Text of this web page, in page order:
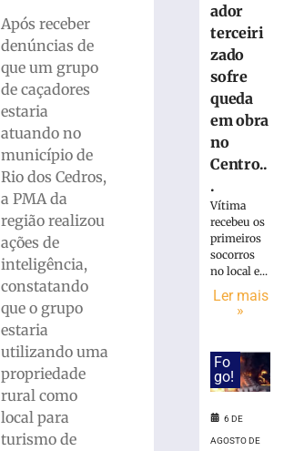
Após receber
denúncias de
que um grupo
de caçadores
estaria
atuando no
município de
Rio dos Cedros,
a PMA da
região realizou
ações de
inteligência,
constatando
que o grupo
estaria
utilizando uma
propriedade
rural como
local para
turismo de
Funcionária
morre
após
ônibus
invadir
restaurante
margens
Papanduva
agosto
ador
terceiri
zado
sofre
queda
em obra
no
Centro..
.
Vítima
recebeu os
primeiros
socorros
no local e...
Ler mais
»
Fo
go!
6 DE
AGOSTO DE